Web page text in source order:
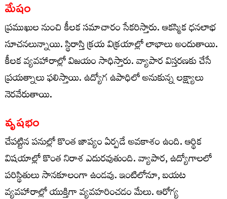
మేషం
ప్రముఖుల నుంచి కీలక సమాచారం సేకరిస్తారు. ఆకస్మిక ధనలాభ
సూచనలున్నాయి. స్థిరాస్తి క్రయ విక్రయాల్లో లాభాలు అందుతాయి.
కీలక వ్యవహారాల్లో విజయం సాధిస్తారు. వ్యాపార విస్తరణకు చేసే
ప్రయత్నాలు ఫలిస్తాయి. ఉద్యోగ ఉపాధిలో అనుకున్న లక్ష్యాలు
నెరవేరుతాయి.
వృషభం
చేపట్టిన పనుల్లో కొంత జాప్యం ఏర్పడే అవకాశం ఉంది. ఆర్థిక
విషయాల్లో కొంత నిరాశ ఎదురవుతుంది. వ్యాపార, ఉద్యోగాలలో
పరిస్థితులు సానకూలంగా ఉండవు. ఇంటిలోనూ, బయట
వ్యవహారాల్లో యుక్తిగా వ్యవహరించడం మేలు. ఆరోగ్య